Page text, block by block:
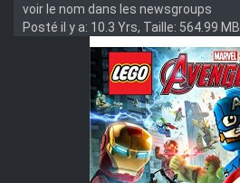
voir le nom dans les newsgroups
Posté il y a: 10.3 Yrs, Taille: 564.99 MB